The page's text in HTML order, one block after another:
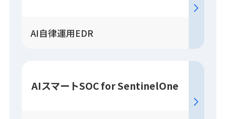
AI自律運用EDR
AIスマートSOC for SentinelOne